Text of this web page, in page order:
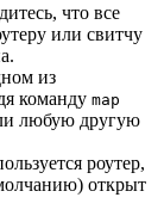
что все
или свитчу
из
команду map
любую другую
роутер,
открыт